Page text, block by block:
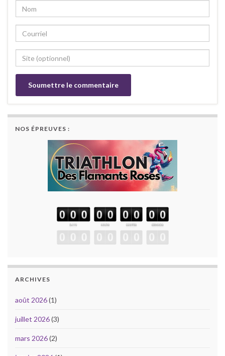
NOS ÉPREUVES :
ARCHIVES
août 2026(1)
juillet 2026(3)
mars 2026(2)